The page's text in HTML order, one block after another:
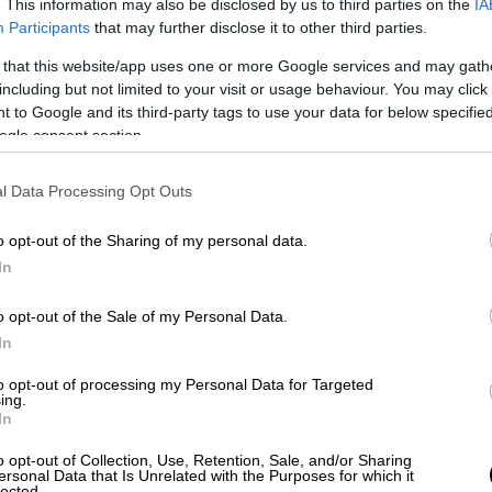
This information may also be disclosed by us to third parties on the
Participants that may further disclose it to other third parties.
that this website/app uses one or more Google services and may
but not limited to your visit or usage behaviour. You may
to Google and its third-party tags to use your data for below
consent section.
Data Processing Opt Outs
opt-out of the Sharing of my personal data.
opt-out of the Sale of my Personal Data.
opt-out of processing my Personal Data for Targeted
opt-out of Collection, Use, Retention, Sale, and/or Sharing
Data that Is Unrelated with the Purposes for which it
Ελλάδα|17.02.2025 22:51
Εξαφάνιση Βασίλη Καλογήρου:
Τραγικό τέλος στο θρίλερ –
Αναγνωρίστηκε η σορός του – Τα
αναπάντητα ερωτήματα
αυλαία στο θρίλερ με την εξαφάνιση
Συντριβή αεροσκάφους στο
αναποδογυρισμένο στο διάδρομο